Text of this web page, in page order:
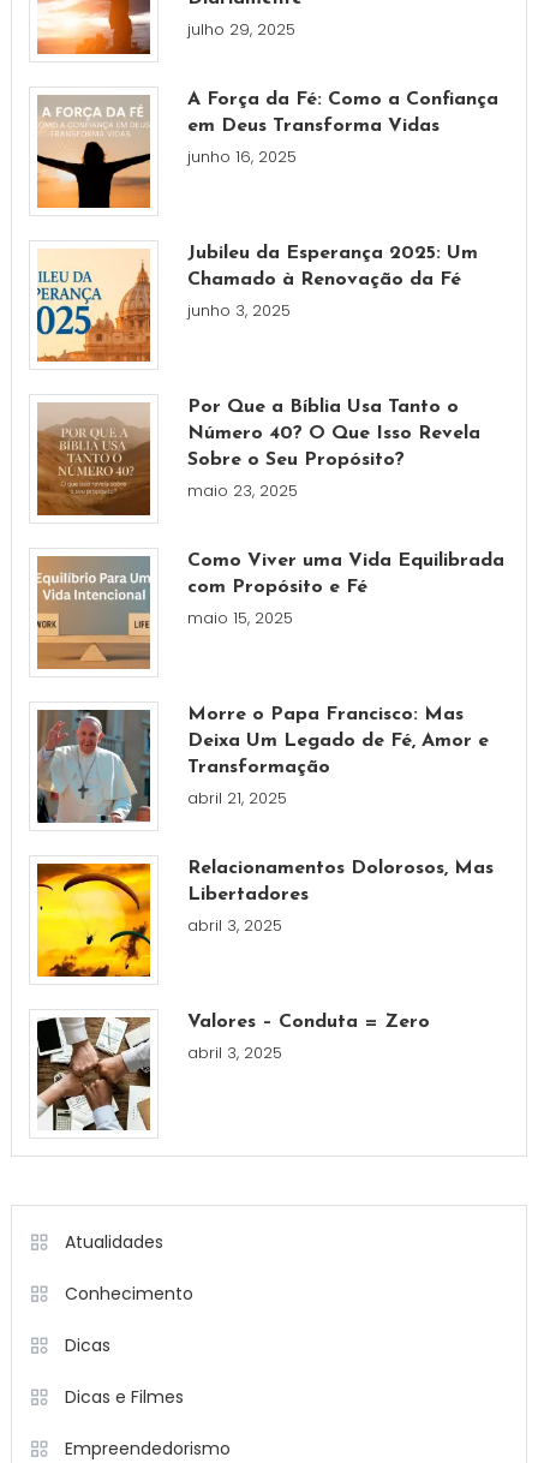
julho 29, 2025
A Força da Fé: Como a Confiança
em Deus Transforma Vidas
junho 16, 2025
Jubileu da Esperança 2025: Um
Chamado à Renovação da Fé
junho 3, 2025
Por Que a Bíblia Usa Tanto o
Número 40? O Que Isso Revela
Sobre o Seu Propósito?
maio 23, 2025
Como Viver uma Vida Equilibrada
com Propósito e Fé
maio 15, 2025
Morre o Papa Francisco: Mas
Deixa Um Legado de Fé, Amor e
Transformação
abril 21, 2025
Relacionamentos Dolorosos, Mas
Libertadores
abril 3, 2025
Valores – Conduta = Zero
abril 3, 2025
Atualidades
Conhecimento
Dicas
Dicas e Filmes
Empreendedorismo